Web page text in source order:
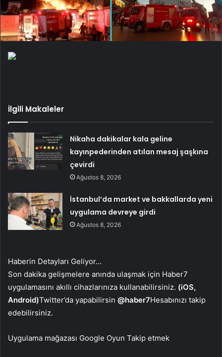
İlgili Makaleler
Nikaha dakikalar kala geline
kayınpederinden atılan mesaj şaşkına
çevirdi
Ağustos 8, 2026
İstanbul’da market ve bakkallarda yeni
uygulama devreye girdi
Ağustos 8, 2026
Haberin Detayları Geliyor…
Son dakika gelişmelere anında ulaşmak için Haber7
uygulamasını akıllı cihazlarınıza kullanabilirsiniz. (iOS,
Android)Twitter’da yapabilirsin @haber7Hesabınızı takip
edebilirsiniz.
Uygulama mağazası Google Oyun Takip etmek